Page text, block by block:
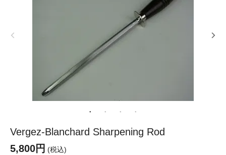
Vergez-Blanchard Sharpening Rod
5,800円 (税込)